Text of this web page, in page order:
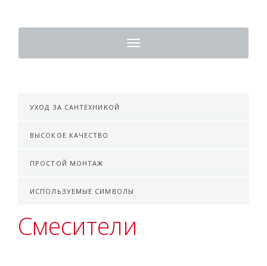
Toggle
navigation
УХОД ЗА САНТЕХНИКОЙ
ВЫСОКОЕ КАЧЕСТВО
ПРОСТОЙ МОНТАЖ
ИСПОЛЬЗУЕМЫЕ СИМВОЛЫ
Смесители